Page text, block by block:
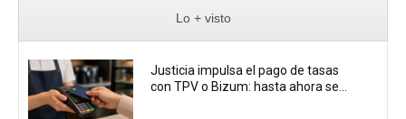
Lo + visto
Justicia impulsa el pago de tasas
con TPV o Bizum: hasta ahora se...